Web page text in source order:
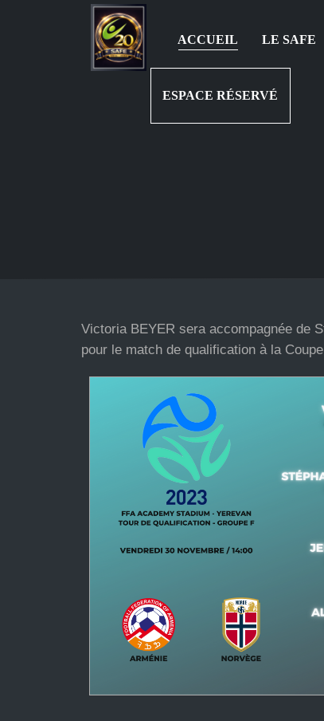
ACCUEIL LE SAFE
ESPACE RÉSERVÉ
Victoria BEYER sera accompagnée de
pour le match de qualification à la